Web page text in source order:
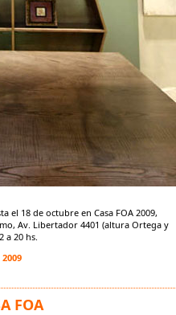
el 18 de octubre en Casa FOA 2009,
Av. Libertador 4401 (altura Ortega y
a 20 hs.
FOA